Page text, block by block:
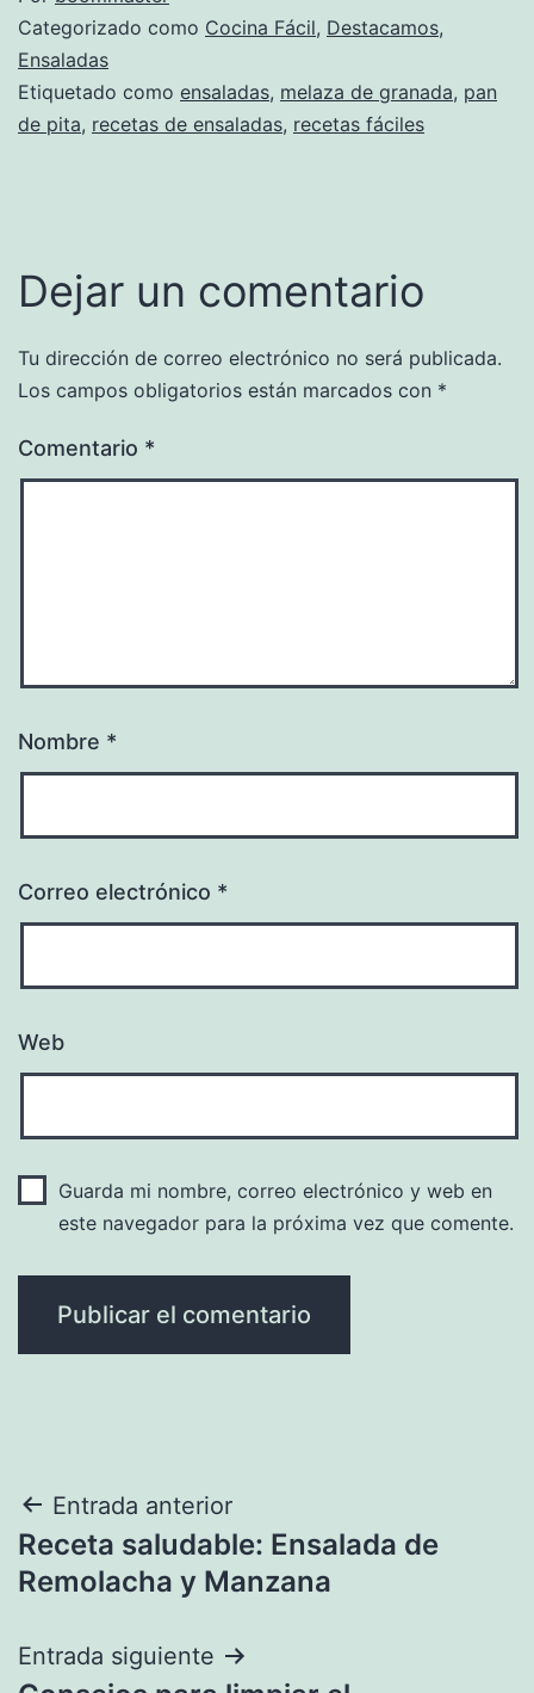
Categorizado como Cocina Fácil, Destacamos,
Ensaladas
Etiquetado como ensaladas, melaza de granada, pan
de pita, recetas de ensaladas, recetas fáciles
Dejar un comentario
Tu dirección de correo electrónico no será publicada.
Los campos obligatorios están marcados con *
Comentario *
Nombre *
Correo electrónico *
Web
Guarda mi nombre, correo electrónico y web en
este navegador para la próxima vez que comente.
Navegación
de
Entrada anterior
Receta saludable: Ensalada de
Remolacha y Manzana
Entrada siguiente